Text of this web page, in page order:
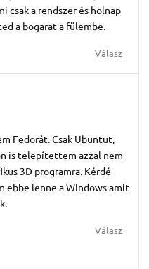
csak a rendszer és holnap
a bogarat a fülembe.
Válasz
Fedorát. Csak Ubuntut,
is telepítettem azzal nem
3D programra. Kérdé
ebbe lenne a Windows amit
Válasz